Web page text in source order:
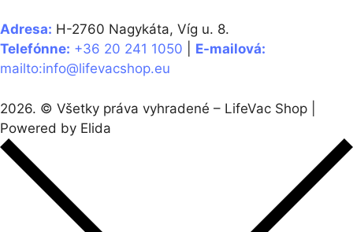
Adresa: H-2760 Nagykáta, Víg u. 8.
Telefónne: +36 20 241 1050
E-mailová:
mailto:info@lifevacshop.eu
2026. © Všetky práva vyhradené – LifeVac Shop |
Powered by Elida